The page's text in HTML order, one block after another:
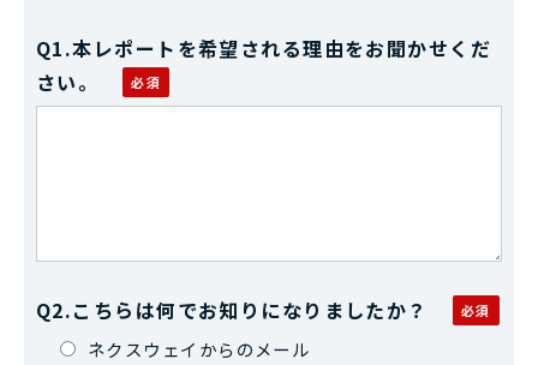
Q1.本レポートを希望される理由をお聞かせくだ
さい。
Q2.こちらは何でお知りになりましたか？
ネクスウェイからのメール